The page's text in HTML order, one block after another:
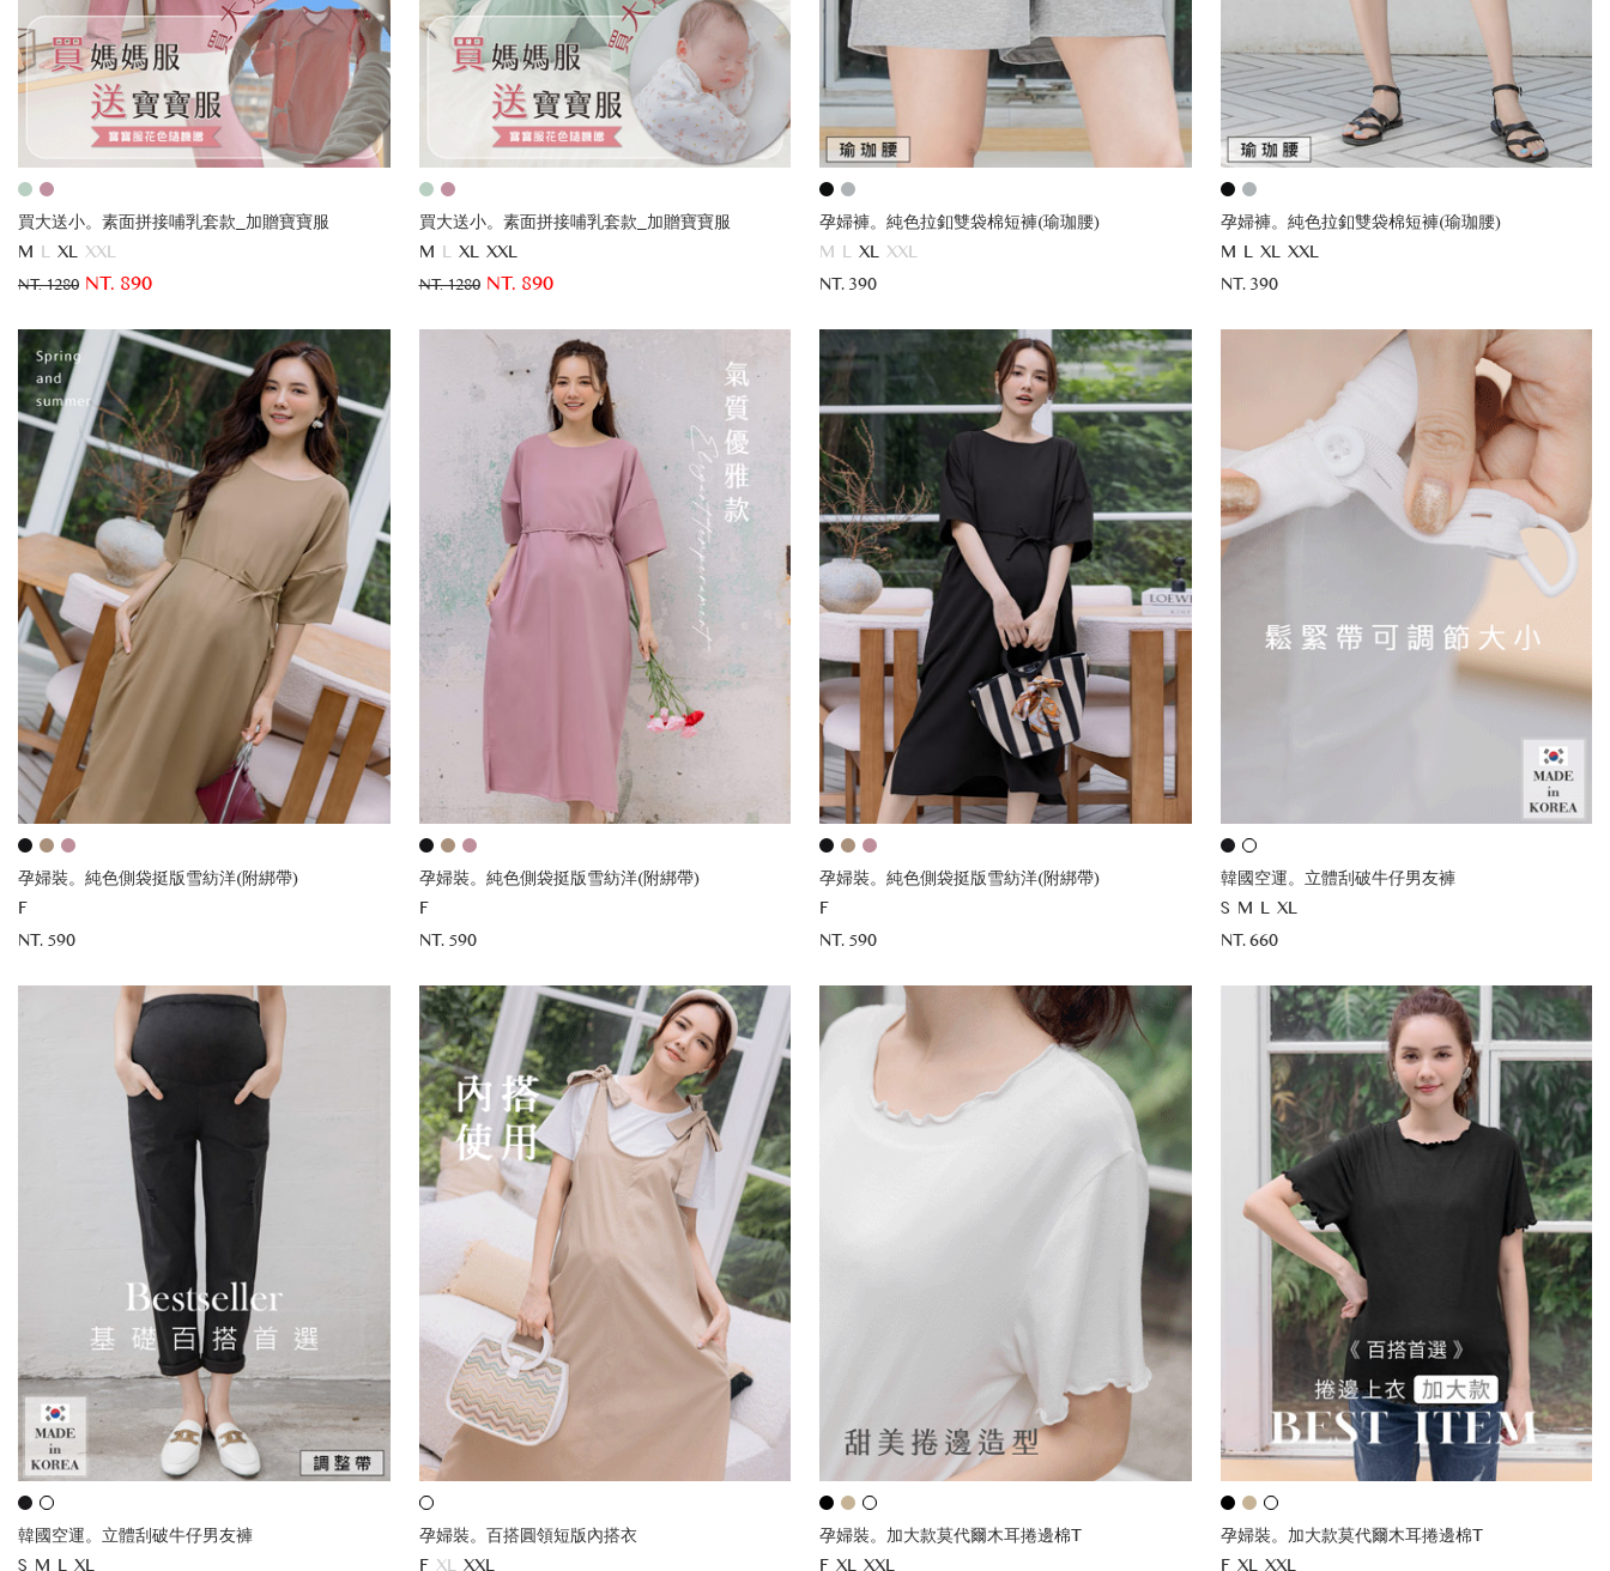
買大送小。素面拼接哺乳套款_加贈寶寶服
M L XL XXL
NT. 1280 NT. 890
買大送小。素面拼接哺乳套款_加贈寶寶服
M L XL XXL
NT. 1280 NT. 890
孕婦褲。純色拉釦雙袋棉短褲(瑜珈腰)
M L XL XXL
NT. 390
孕婦褲。純色拉釦雙袋棉短褲(瑜珈腰)
M L XL XXL
NT. 390
孕婦裝。純色側袋挺版雪紡洋(附綁帶)
F
NT. 590
孕婦裝。純色側袋挺版雪紡洋(附綁帶)
F
NT. 590
孕婦裝。純色側袋挺版雪紡洋(附綁帶)
F
NT. 590
韓國空運。立體刮破牛仔男友褲
S M L XL
NT. 660
韓國空運。立體刮破牛仔男友褲 孕婦裝。百搭圓領短版內搭衣 孕婦裝。加大款莫代爾木耳捲邊棉T 孕婦裝。加大款莫代爾木耳捲邊棉T